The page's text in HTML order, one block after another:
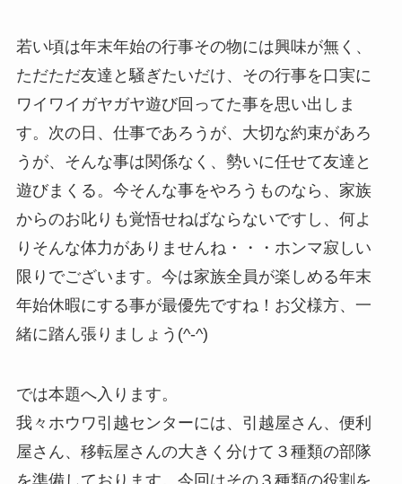
若い頃は年末年始の行事その物には興味が無く、
ただただ友達と騒ぎたいだけ、その行事を口実に
ワイワイガヤガヤ遊び回ってた事を思い出しま
す。次の日、仕事であろうが、大切な約束があろ
うが、そんな事は関係なく、勢いに任せて友達と
遊びまくる。今そんな事をやろうものなら、家族
からのお叱りも覚悟せねばならないですし、何よ
りそんな体力がありませんね・・・ホンマ寂しい
限りでございます。今は家族全員が楽しめる年末
年始休暇にする事が最優先ですね！お父様方、一
緒に踏ん張りましょう(^-^)
では本題へ入ります。
我々ホウワ引越センターには、引越屋さん、便利
屋さん、移転屋さんの大きく分けて３種類の部隊